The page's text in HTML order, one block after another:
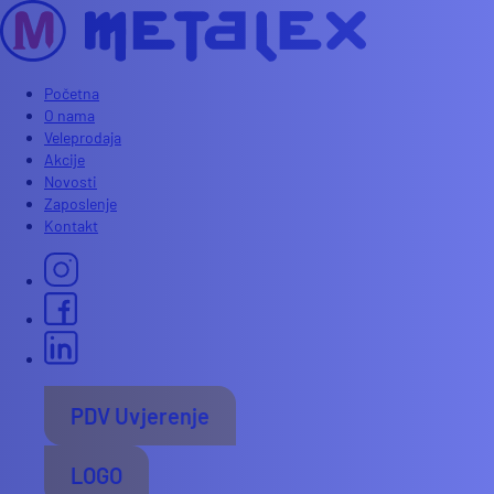
Početna
O nama
Veleprodaja
Akcije
Novosti
Zaposlenje
Kontakt
PDV Uvjerenje
LOGO